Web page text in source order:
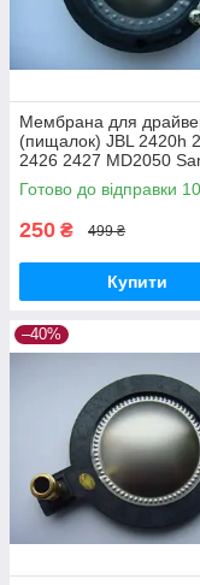
Мембрана для
(пищалок) JBL 2420h
2426 2427 MD2050
CD44T FANE CD150
Готово до відправки
250 ₴ 499 ₴
Купити
–40%